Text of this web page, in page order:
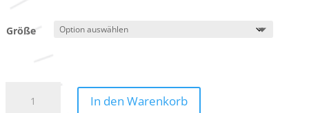
Größe
In den Warenkorb